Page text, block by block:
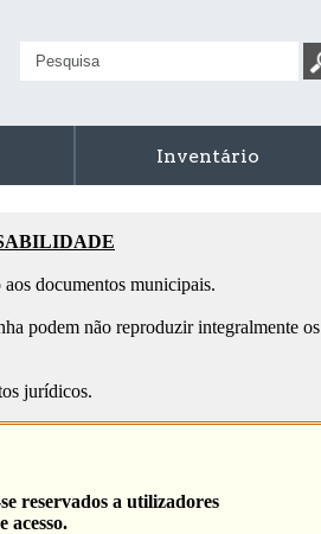
Inventário
documentos municipais.
podem não reproduzir integralmente os
jurídicos.
reservados a utilizadores
acesso.